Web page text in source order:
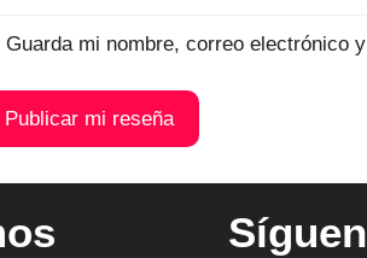
Guarda mi nombre, correo electrónico